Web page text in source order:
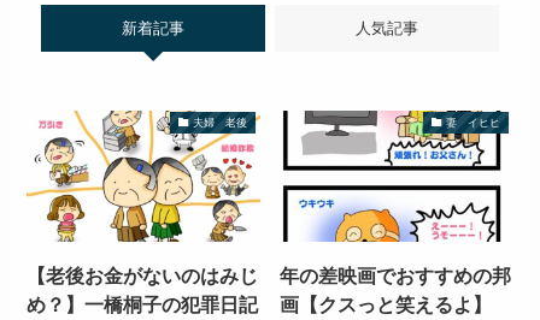
新着記事 人気記事
夫婦 老後
【老後お金がないのはみじ
め？】一橋桐子の犯罪日記
妻 イヒヒ
年の差映画でおすすめの邦
画【クスっと笑えるよ】